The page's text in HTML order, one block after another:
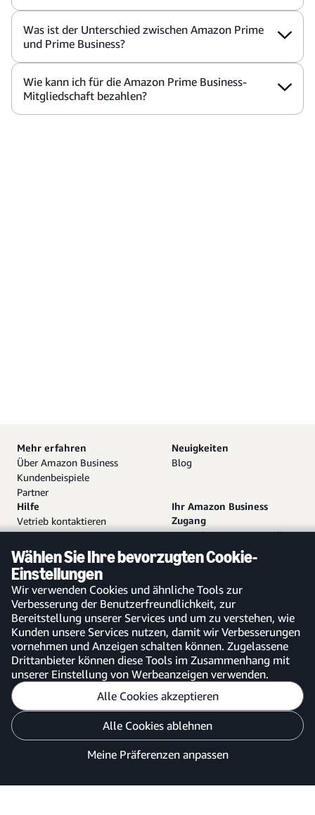
Was ist der Unterschied zwischen Amazon Prime
und Prime Business?
Wie kann ich für die Amazon Prime Business-
Mitgliedschaft bezahlen?
Wählen Sie Ihre bevorzugten Cookie-
Einstellungen
Wir verwenden Cookies und ähnliche Tools zur
Verbesserung der Benutzerfreundlichkeit, zur
Bereitstellung unserer Services und um zu verstehen, wie
Kunden unsere Services nutzen, damit wir Verbesserungen
vornehmen und Anzeigen schalten können. Zugelassene
Drittanbieter können diese Tools im Zusammenhang mit
unserer Einstellung von Werbeanzeigen verwenden.
Alle Cookies akzeptieren
Alle Cookies ablehnen
Meine Präferenzen anpassen
Mehr erfahren
Über Amazon Business
Kundenbeispiele
Partner
Neuigkeiten
Blog
Hilfe
Vetrieb kontaktieren
Hilfe und Kundendienst
Sitemap
Ihr Amazon Business
Zugang
Kostenloses Konto erstellen
Bei bestehendem Konto
anmelden
Deutschland
Meine Präferenzen anpassen
Datenschutzhinweis
Cookies und Werbung